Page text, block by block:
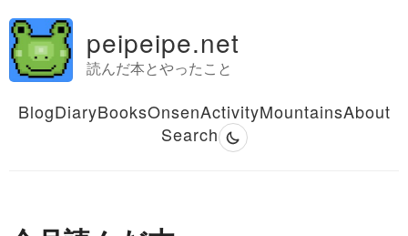
peipeipe.net
読んだ本とやったこと
BlogDiaryBooksOnsenActivityMountainsAbout
Search